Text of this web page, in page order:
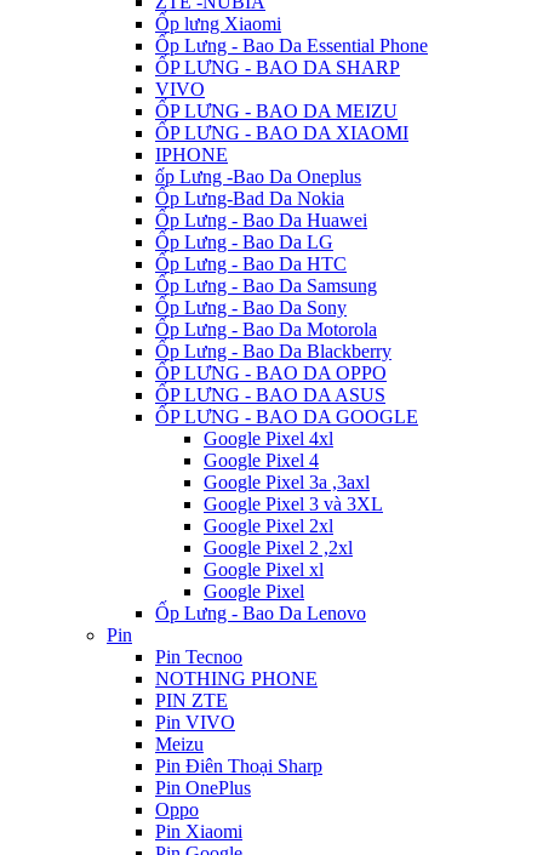
Ốp lưng Xiaomi
Ốp Lưng - Bao Da Essential Phone
ỐP LƯNG - BAO DA SHARP
VIVO
ỐP LƯNG - BAO DA MEIZU
ỐP LƯNG - BAO DA XIAOMI
IPHONE
ốp Lưng -Bao Da Oneplus
Ốp Lưng-Bad Da Nokia
Ốp Lưng - Bao Da Huawei
Ốp Lưng - Bao Da LG
Ốp Lưng - Bao Da HTC
Ốp Lưng - Bao Da Samsung
Ốp Lưng - Bao Da Sony
Ốp Lưng - Bao Da Motorola
Ốp Lưng - Bao Da Blackberry
ỐP LƯNG - BAO DA OPPO
ỐP LƯNG - BAO DA ASUS
ỐP LƯNG - BAO DA GOOGLE
Google Pixel 4xl
Google Pixel 4
Google Pixel 3a ,3axl
Google Pixel 3 và 3XL
Google Pixel 2xl
Google Pixel 2 ,2xl
Google Pixel xl
Google Pixel
Ốp Lưng - Bao Da Lenovo
Pin
Pin Tecnoo
NOTHING PHONE
PIN ZTE
Pin VIVO
Meizu
Pin Điên Thoại Sharp
Pin OnePlus
Oppo
Pin Xiaomi